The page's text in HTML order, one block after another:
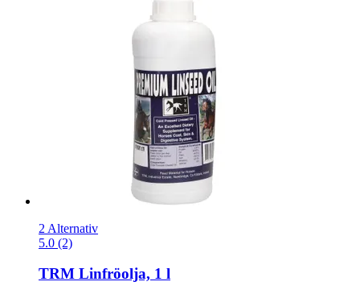
2 Alternativ
5.0 (2)
TRM Linfröolja, 1 l